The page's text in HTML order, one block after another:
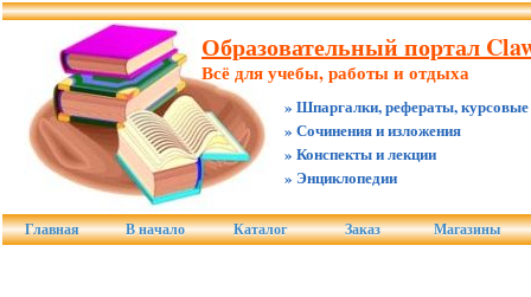
Образовательный портал
Всё для учебы, работы и отдыха
» Шпаргалки, рефераты, курсовые
» Сочинения и изложения
» Конспекты и лекции
» Энциклопедии
Главная В начало Каталог Заказ Магазины